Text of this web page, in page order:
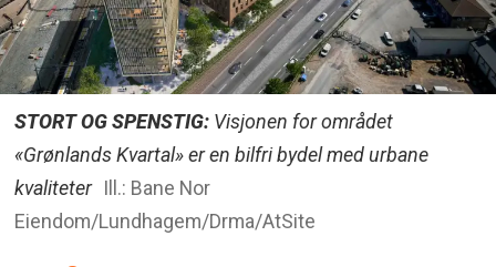
STORT OG SPENSTIG: Visjonen for området
«Grønlands Kvartal» er en bilfri bydel med urbane
kvaliteter Ill.: Bane Nor
Eiendom/Lundhagem/Drma/AtSite